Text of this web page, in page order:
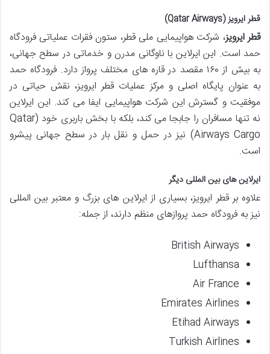
قطر ایرویز (Qatar Airways)
قطر ایرویز، شرکت هواپیمایی ملی قطر، ستون فقرات عملیاتی فرودگاه
حمد است. این ایرلاین با ناوگانی مدرن و خدماتی در سطح جهانی،
به بیش از ۱۶۰ مقصد در قاره های مختلف پرواز دارد. فرودگاه حمد
به عنوان پایگاه اصلی و مرکز عملیات قطر ایرویز، نقش حیاتی در
موفقیت و گسترش این شرکت هواپیمایی ایفا می کند. این ایرلاین
نه تنها مسافران را جابجا می کند، بلکه با بخش باربری خود (Qatar
Airways Cargo) نیز در حمل و نقل بار در سطح جهانی پیشرو
است.
ایرلاین های بین المللی دیگر
علاوه بر قطر ایرویز، بسیاری از ایرلاین های بزرگ و معتبر بین المللی
نیز به فرودگاه حمد پروازهای منظم دارند، از جمله:
British Airways
Lufthansa
Air France
Emirates Airlines
Etihad Airways
Turkish Airlines